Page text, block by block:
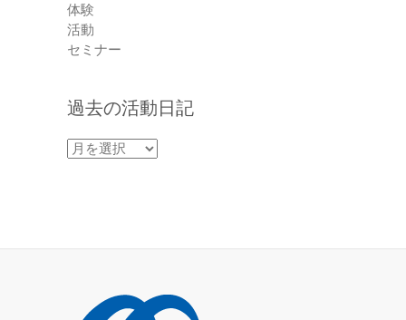
体験
活動
セミナー
過去の活動日記
過
日